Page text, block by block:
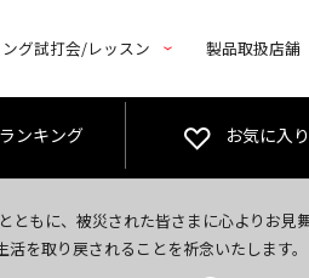
グ試打会/レッスン 製品取扱店舗
ランキング お気に入り
もに、被災された皆さまに心よりお見舞
を取り戻されることを祈念いたします。
ーポンプレゼント！